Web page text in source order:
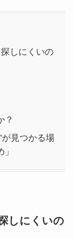
しにくいの
？
が見つかる場
しにくいの